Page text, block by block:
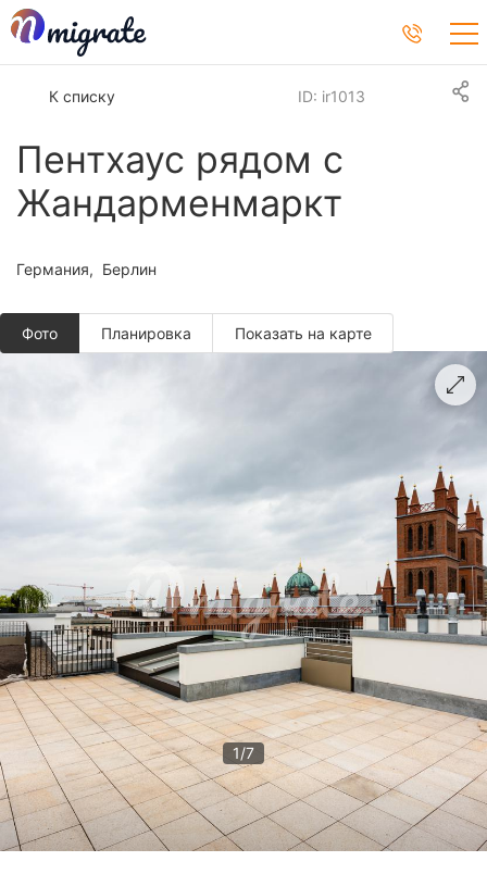
К списку
Пентхаус рядом с
Жандарменмаркт
ID: ir1013
Германия Берлин
Фото
1/7
Планировкa Показать на карте